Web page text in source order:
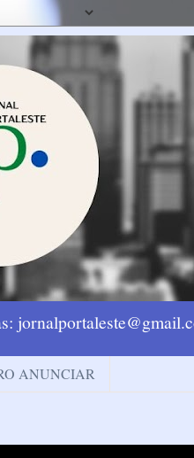
ANUNCIAR